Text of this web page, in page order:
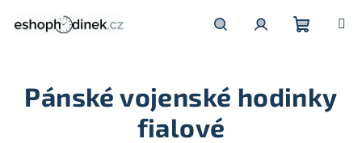
košík
Pánské vojenské hodinky
fialové